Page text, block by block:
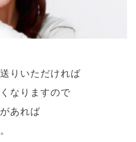
りいただければ
なりますので
あれば